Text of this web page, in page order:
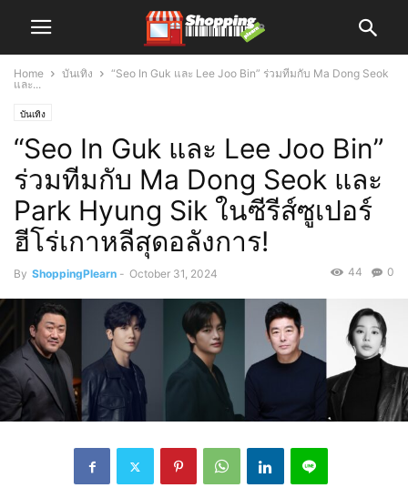
Home บันเทิง
“Seo In Guk และ Lee Joo Bin” ร่วมทีมกับ Ma Dong Seok
และ...
บันเทิง
“Seo In Guk และ Lee Joo Bin”
ร่วมทีมกับ Ma Dong Seok และ
Park Hyung Sik ในซีรีส์ซูเปอร์
ฮีโร่เกาหลีสุดอลังการ!
By ShoppingPlearn - October 31, 2024 0
44